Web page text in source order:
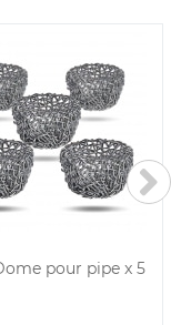
pour pipe x 5